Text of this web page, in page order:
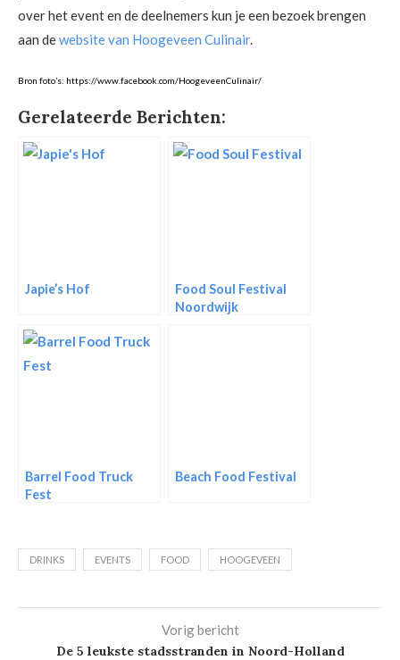
over het event en de deelnemers kun je een bezoek brengen
aan dewebsite van Hoogeveen Culinair.
Bron foto’s: https://www.facebook.com/HoogeveenCulinair/
Gerelateerde Berichten:
Japie’s Hof
Food Soul Festival
Noordwijk
Barrel Food Truck
Fest
Beach Food Festival
DRINKS EVENTS FOOD HOOGEVEEN
Vorig bericht
De 5 leukste stadsstranden in Noord-Holland